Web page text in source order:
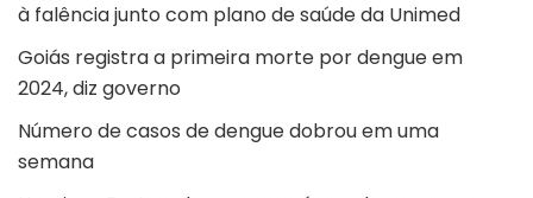
à falência junto com plano de saúde da Unimed
Goiás registra a primeira morte por dengue em
2024, diz governo
Número de casos de dengue dobrou em uma
semana